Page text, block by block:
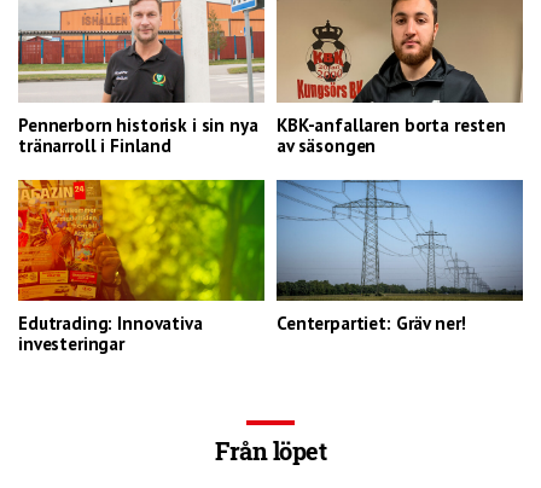
Pennerborn historisk i sin nya
tränarroll i Finland
KBK-anfallaren borta resten
av säsongen
Edutrading: Innovativa
investeringar
Centerpartiet: Gräv ner!
Från löpet